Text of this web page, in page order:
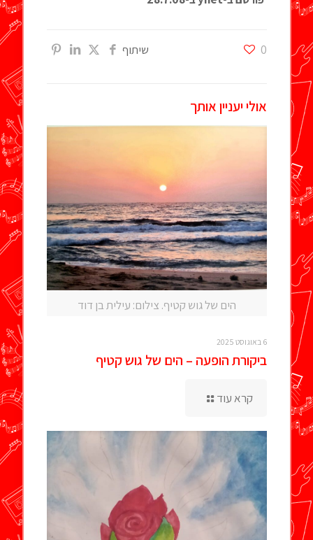
שיתוף 0
אולי יעניין אותך
הים של גוש קטיף. צילום: עילית בן דוד
6 באוגוסט 2025
ביקורת הופעה – הים של גוש קטיף
קרא עוד